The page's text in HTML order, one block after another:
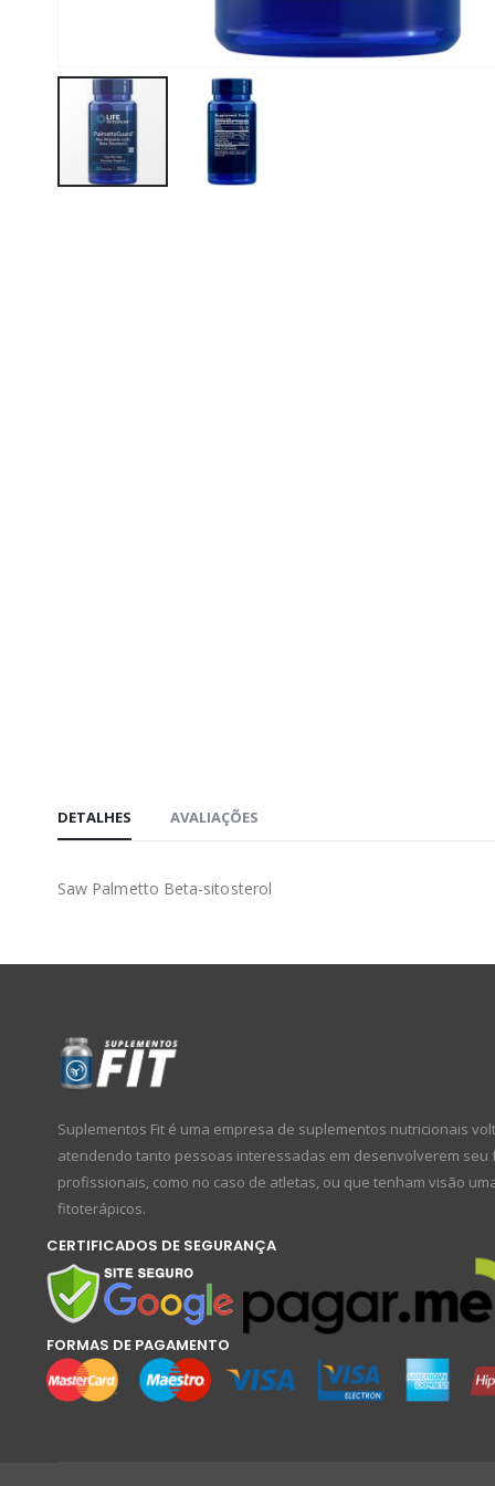
DETALHES
Saw Palmetto Beta-sitosterol
AVALIAÇÕES
Suplementos Fit é uma empresa de suplementos nutricionais
atendendo tanto pessoas interessadas em desenvolverem seu
profissionais, como no caso de atletas, ou que tenham visão
fitoterápicos.
CERTIFICADOS DE SEGURANÇA
FORMAS DE PAGAMENTO